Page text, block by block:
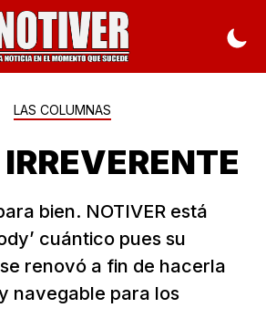
LAS COLUMNAS
bien. NOTIVER está
cuántico pues su
renovó a fin de hacerla
navegable para los